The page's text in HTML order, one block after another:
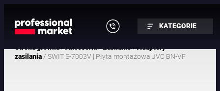
KATEGORIE
/ / /
zasilania/ SWIT S-7003V | Płyta montażowa JVC BN-VF